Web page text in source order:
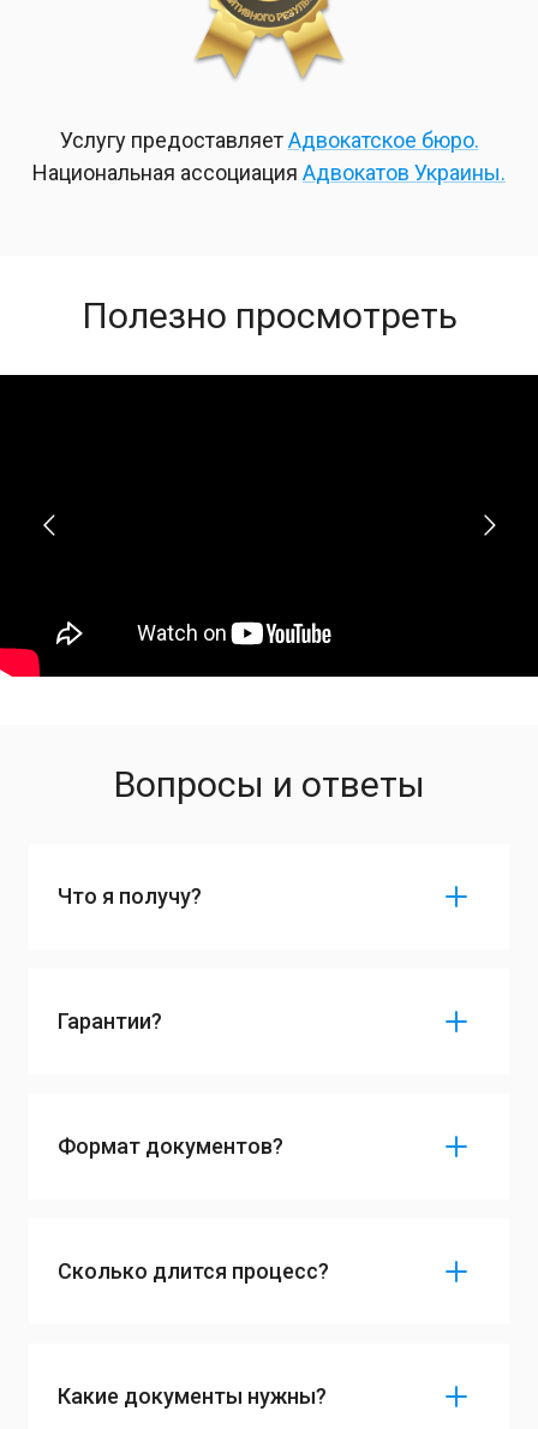
Услугу предоставляетАдвокатское бюро.
Национальная ассоциация Адвокатов Украины.
Полезно просмотреть
Вопросы и ответы
Что я получу?
Гарантии?
Формат документов?
Сколько длится процесс?
Какие документы нужны?